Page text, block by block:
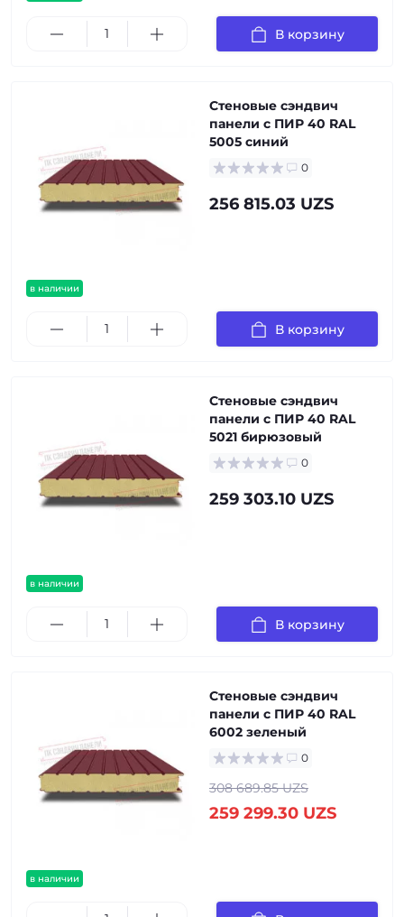
В корзину
в наличии
Стеновые сэндвич
панели с ПИР 40 RAL
5005 синий
0
256 815.03 UZS
В корзину
в наличии
Стеновые сэндвич
панели с ПИР 40 RAL
5021 бирюзовый
0
259 303.10 UZS
В корзину
в наличии
Стеновые сэндвич
панели с ПИР 40 RAL
6002 зеленый
0
308 689.85 UZS
259 299.30 UZS